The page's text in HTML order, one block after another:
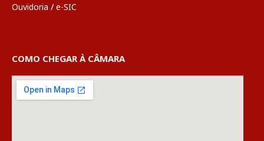
Ouvidoria / e-SIC
COMO CHEGAR À CÂMARA